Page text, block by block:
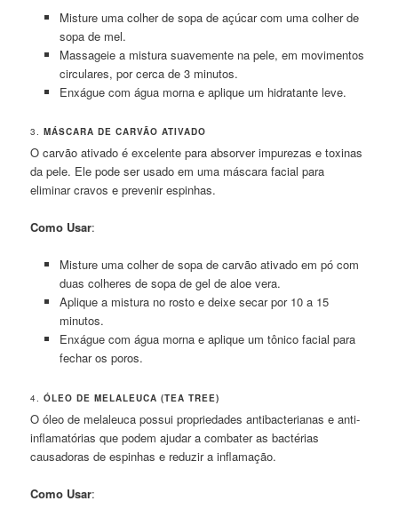
Misture uma colher de sopa de açúcar com uma colher de
sopa de mel.
Massageie a mistura suavemente na pele, em movimentos
circulares, por cerca de 3 minutos.
Enxágue com água morna e aplique um hidratante leve.
3.MÁSCARA DE CARVÃO ATIVADO
O carvão ativado é excelente para absorver impurezas e toxinas
da pele. Ele pode ser usado em uma máscara facial para
eliminar cravos e prevenir espinhas.
Como Usar:
Misture uma colher de sopa de carvão ativado em pó com
duas colheres de sopa de gel de aloe vera.
Aplique a mistura no rosto e deixe secar por 10 a 15
minutos.
Enxágue com água morna e aplique um tônico facial para
fechar os poros.
4.ÓLEO DE MELALEUCA (TEA TREE)
O óleo de melaleuca possui propriedades antibacterianas e anti-
inflamatórias que podem ajudar a combater as bactérias
causadoras de espinhas e reduzir a inflamação.
Como Usar: